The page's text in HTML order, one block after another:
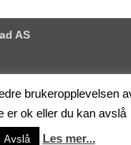
AS
brukeropplevelsen
er ok eller du kan avslå
Avslå Les mer...